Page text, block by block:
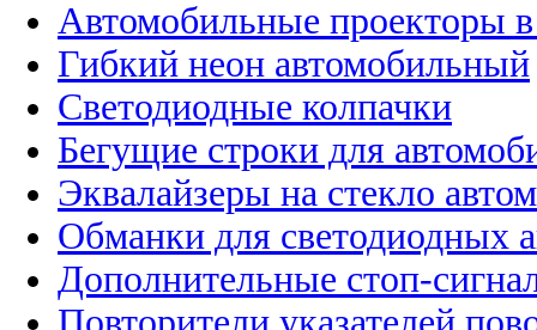
Автомобильные проекторы
Гибкий неон автомобильный
Светодиодные колпачки
Бегущие строки для
Эквалайзеры на стекло
Обманки для светодиодных
Дополнительные стоп-